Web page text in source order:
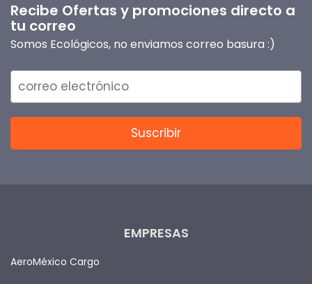
Recibe Ofertas y promociones directo a
tu correo
Somos Ecológicos, no enviamos correo basura :)
EMPRESAS
AeroMéxico Cargo